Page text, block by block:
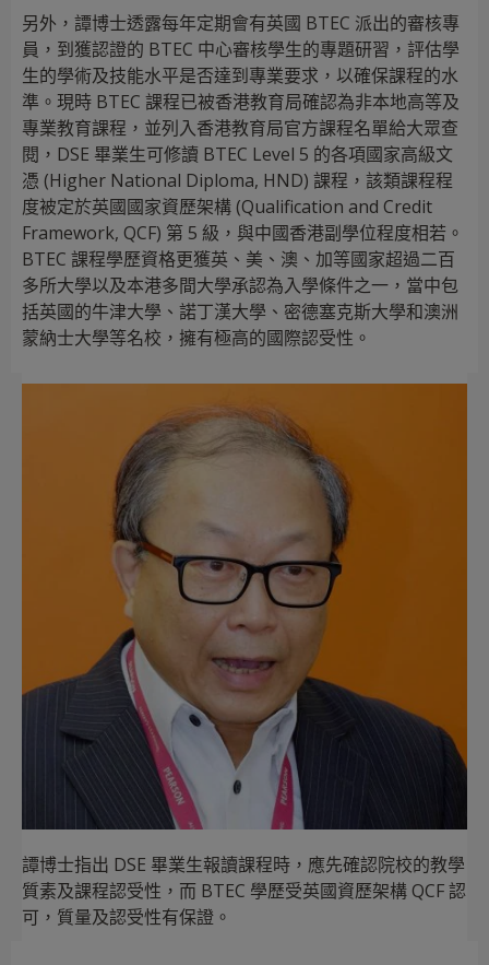
另外，譚博士透露每年定期會有英國 BTEC 派出的審核專
員，到獲認證的 BTEC 中心審核學生的專題研習，評估學
生的學術及技能水平是否達到專業要求，以確保課程的水
準。現時 BTEC 課程已被香港教育局確認為非本地高等及
專業教育課程，並列入香港教育局官方課程名單給大眾查
閱，DSE 畢業生可修讀 BTEC Level 5 的各項國家高級文
憑 (Higher National Diploma, HND) 課程，該類課程程
度被定於英國國家資歷架構 (Qualification and Credit
Framework, QCF) 第 5 級，與中國香港副學位程度相若。
BTEC 課程學歷資格更獲英、美、澳、加等國家超過二百
多所大學以及本港多間大學承認為入學條件之一，當中包
括英國的牛津大學、諾丁漢大學、密德塞克斯大學和澳洲
蒙納士大學等名校，擁有極高的國際認受性。
譚博士指出 DSE 畢業生報讀課程時，應先確認院校的教學
質素及課程認受性，而 BTEC 學歷受英國資歷架構 QCF 認
可，質量及認受性有保證。